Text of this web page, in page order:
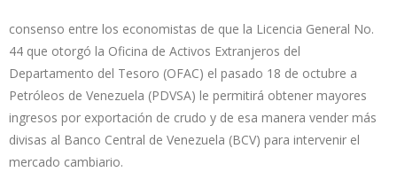
consenso entre los economistas de que la Licencia General No.
44 que otorgó la Oficina de Activos Extranjeros del
Departamento del Tesoro (OFAC) el pasado 18 de octubre a
Petróleos de Venezuela (PDVSA) le permitirá obtener mayores
ingresos por exportación de crudo y de esa manera vender más
divisas al Banco Central de Venezuela (BCV) para intervenir el
mercado cambiario.